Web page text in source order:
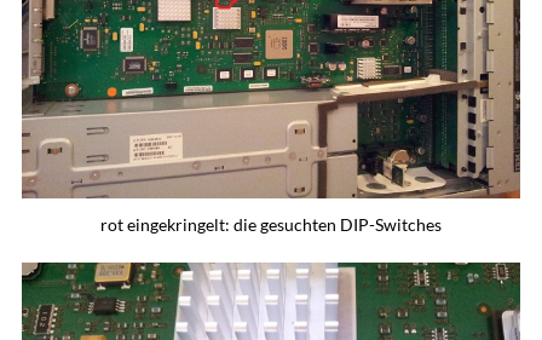
rot eingekringelt: die gesuchten DIP-Switches